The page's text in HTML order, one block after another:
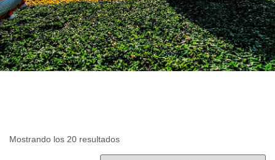
Mostrando los 20 resultados